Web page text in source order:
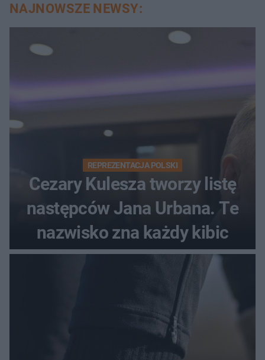
NAJNOWSZE NEWSY:
REPREZENTACJA POLSKI
Cezary Kulesza tworzy listę
następców Jana Urbana. Te
nazwisko zna każdy kibic